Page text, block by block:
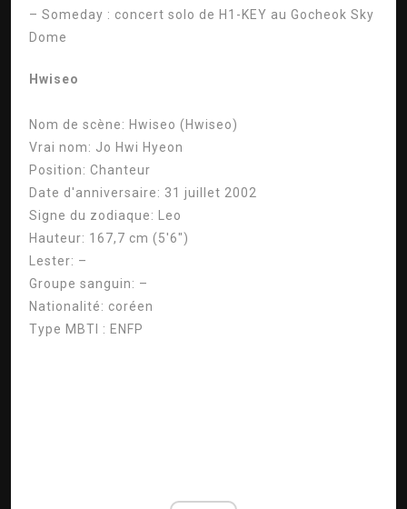
– Someday : concert solo de H1-KEY au Gocheok Sky
Dome
Hwiseo
Nom de scène: Hwiseo (Hwiseo)
Vrai nom: Jo Hwi Hyeon
Position: Chanteur
Date d'anniversaire: 31 juillet 2002
Signe du zodiaque: Leo
Hauteur: 167,7 cm (5'6″)
Lester: –
Groupe sanguin: –
Nationalité: coréen
Type MBTI : ENFP